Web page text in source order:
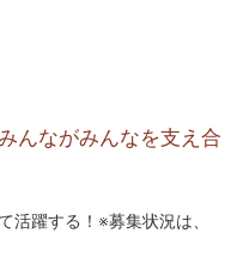
んながみんなを支え合
活躍する！※募集状況は、